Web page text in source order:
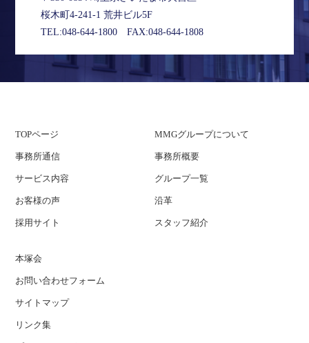
桜木町4-241-1 荒井ビル5F
TEL:048-644-1800 FAX:048-644-1808
TOPページ
事務所通信
サービス内容
お客様の声
採用サイト
MMGグループについて
事務所概要
グループ一覧
沿革
スタッフ紹介
本塚会
お問い合わせフォーム
サイトマップ
リンク集